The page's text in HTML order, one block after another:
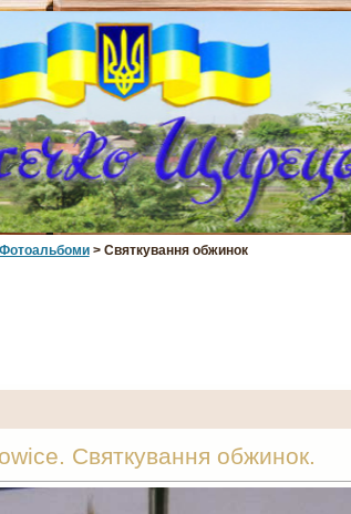
Фотоальбоми> Святкування обжинок
Святкування обжинок.